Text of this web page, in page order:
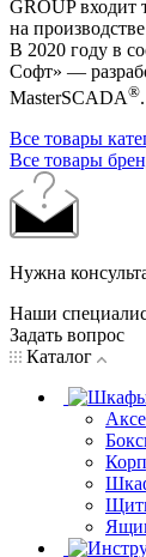
GROUP входит
на
В 2020 году в
Софт» —
MasterSCADA®.
Все товары
Все товары
Нужна
Наши
Задать вопрос
Каталог